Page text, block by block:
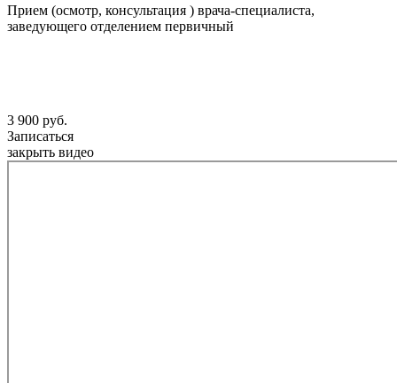
Прием (осмотр, консультация ) врача-специалиста,
заведующего отделением первичный
3 900 руб.
Записаться
закрыть видео